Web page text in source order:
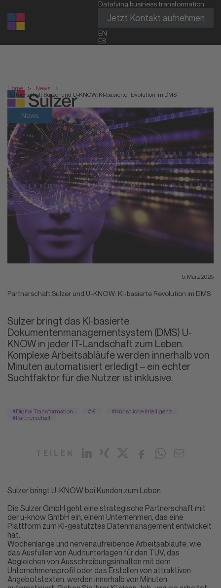
Datafying business transformation
Jetzt Kontakt aufnehmen
EN
ES
Home > News
>
Partnerschaft Sulzer und U-KNOW: KI-basierte Revolution im DMS
News
5. März 2025
Partnerschaft Sulzer und U-KNOW: KI-basierte Revolution im DMS
Sulzer bringt das KI-basierte
Dokumentenmanagementsystem (DMS) U-
KNOW in jeder IT-Landschaft zum Leben.
Komplexe Arbeitsabläufe werden innerhalb von
Minuten automatisiert erledigt – ein echter
Suchtfaktor für die Nutzer ist inklusive.
#Digital Transformation #KI
#Künstliche Intelligenz
#Partnerschaft
Sulzer bringt U-KNOW bei Kunden zum Leben
Die Sulzer GmbH geht eine strategische Partnerschaft mit
der u-know GmbH ein, einem Unternehmen, das eine
Plattform zum KI-gestütztes Datenmanagement entwickelt
hat.
Wochenlange und nervenaufreibende Arbeitsabläufe, wie
das Ausfüllen von Auditunterlagen für den TÜV, das
Abgleichen von Ausschreibungsinhalten mit dem
Unternehmensprofil oder das Erstellen von attraktiven
Angebotstexten, werden innerhalb von Minuten